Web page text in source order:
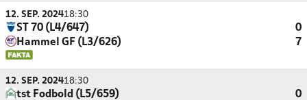
12. SEP. 202418:30
ST 70 (L4/647)
0
Hammel GF (L3/626)
7
12. SEP. 202418:30
tst Fodbold (L5/659)
0